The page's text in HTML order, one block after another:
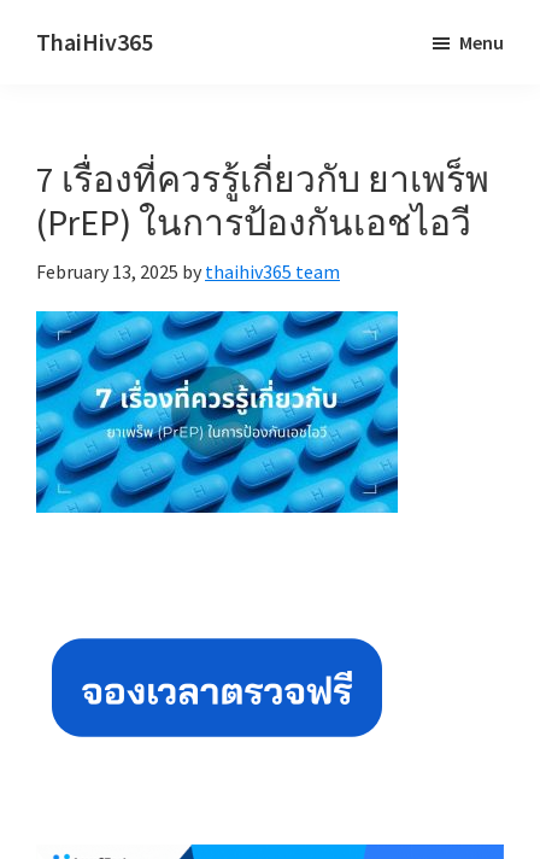
ThaiHiv365
behind.
Menu
7 เรื่องที่ควรรู้เกี่ยวกับ ยาเพร็พ
(PrEP) ในการป้องกันเอชไอวี
February 13, 2025 by thaihiv365 team
Sidebar